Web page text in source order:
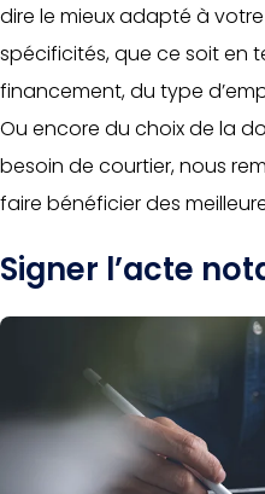
dire le mieux adapté à
spécificités, que ce soit en
financement, du type
Ou encore du choix de la
besoin de courtier, nous
faire bénéficier des
Signer l’acte